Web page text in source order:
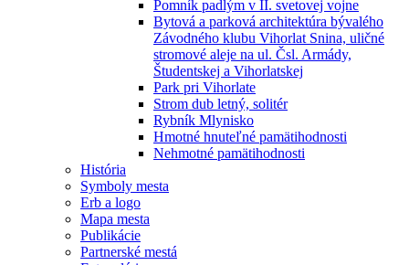
Pomník padlým v II. svetovej vojne
Bytová a parková architektúra bývalého
Závodného klubu Vihorlat Snina, uličné
stromové aleje na ul. Čsl. Armády,
Študentskej a Vihorlatskej
Park pri Vihorlate
Strom dub letný, solitér
Rybník Mlynisko
Hmotné hnuteľné pamätihodnosti
Nehmotné pamätihodnosti
História
Symboly mesta
Erb a logo
Mapa mesta
Publikácie
Partnerské mestá